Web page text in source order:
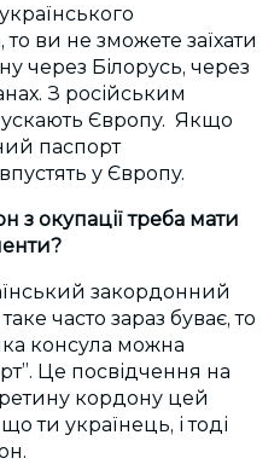
ви не зможете заїхати
через Білорусь, через
З російським
Європу. Якщо
паспорт
у Європу.
з окупації треба мати
закордонний
часто зараз буває, то
консула можна
Це посвідчення на
кордону цей
ти українець, і тоді